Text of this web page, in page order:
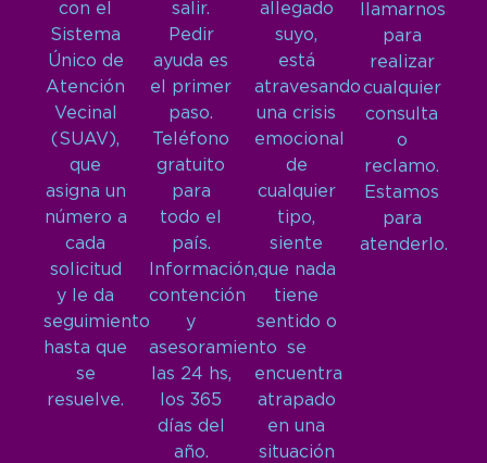
con el
Sistema
Único de
Atención
Vecinal
(SUAV),
que
asigna un
número a
cada
solicitud
y le da
seguimiento
hasta que
se
resuelve.
salir.
Pedir
ayuda es
el primer
paso.
Teléfono
gratuito
para
todo el
país.
Información,
contención
y
asesoramiento
las 24 hs,
los 365
días del
año.
allegado
suyo,
está
atravesando
una crisis
emocional
de
cualquier
tipo,
siente
que nada
tiene
sentido o
se
encuentra
atrapado
en una
situación
llamarnos
para
realizar
cualquier
consulta
o
reclamo.
Estamos
para
atenderlo.